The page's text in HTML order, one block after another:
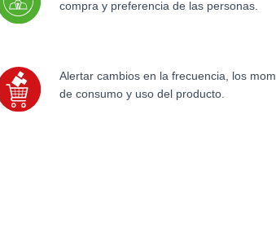
compra y preferencia de las personas.
Alertar cambios en la frecuencia, los
de consumo y uso del producto.